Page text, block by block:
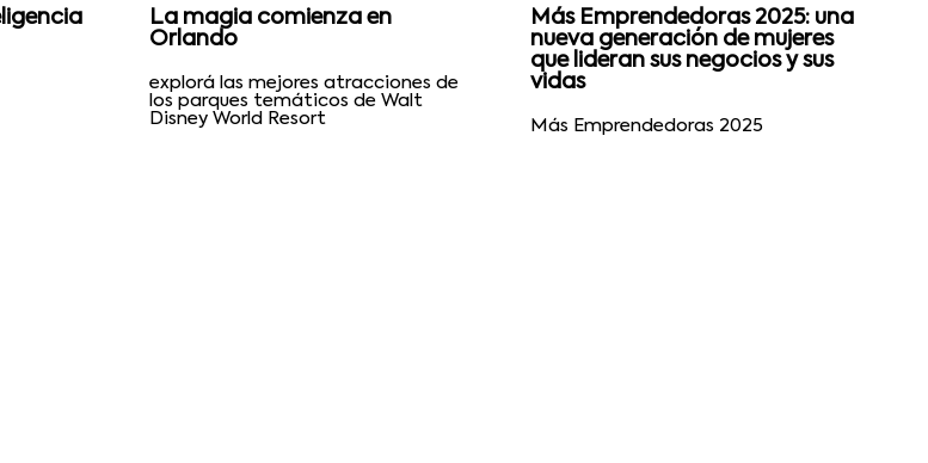
La magia comienza en
Orlando
explorá las mejores atracciones de
los parques temáticos de Walt
Disney World Resort
Más Emprendedoras 2025: una
nueva generación de mujeres
que lideran sus negocios y sus
vidas
Más Emprendedoras 2025